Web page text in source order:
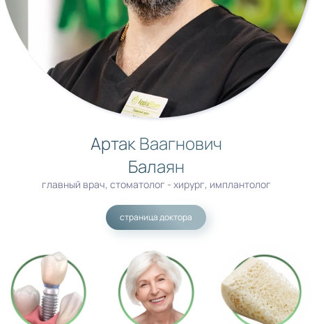
Артак Ваагнович
Балаян
главный врач, стоматолог - хирург, имплантолог
страница доктора